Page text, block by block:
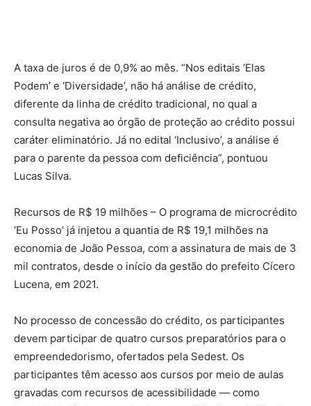
A taxa de juros é de 0,9% ao mês. “Nos editais ‘Elas
Podem’ e ‘Diversidade’, não há análise de crédito,
diferente da linha de crédito tradicional, no qual a
consulta negativa ao órgão de proteção ao crédito possui
caráter eliminatório. Já no edital ‘Inclusivo’, a análise é
para o parente da pessoa com deficiência”, pontuou
Lucas Silva.
Recursos de R$ 19 milhões – O programa de microcrédito
‘Eu Posso’ já injetou a quantia de R$ 19,1 milhões na
economia de João Pessoa, com a assinatura de mais de 3
mil contratos, desde o início da gestão do prefeito Cícero
Lucena, em 2021.
No processo de concessão do crédito, os participantes
devem participar de quatro cursos preparatórios para o
empreendedorismo, ofertados pela Sedest. Os
participantes têm acesso aos cursos por meio de aulas
gravadas com recursos de acessibilidade — como